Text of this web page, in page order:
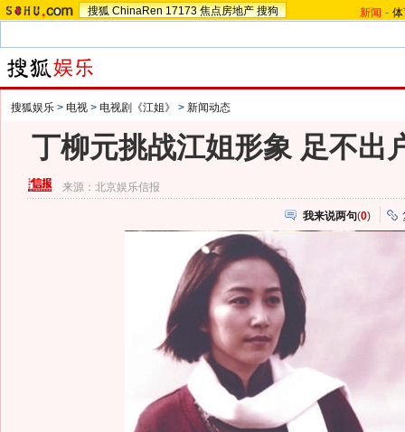
搜狐 ChinaRen 17173 焦点房地产 搜狗 新闻 -
搜狐娱乐 > 电视 > 电视剧《江姐》 > 新闻动态
丁柳元挑战江姐形象 足不出
来源： 北京娱乐信报
我来说两句(0)